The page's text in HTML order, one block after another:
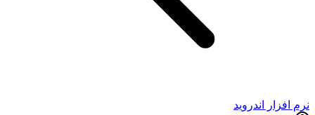
نرم افزار اندروید